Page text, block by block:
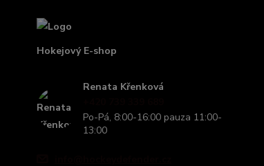
Hokejový E-shop
Renata Křenková
Po-Pá, 8:00-16:00 pauza 11:00-
13:00